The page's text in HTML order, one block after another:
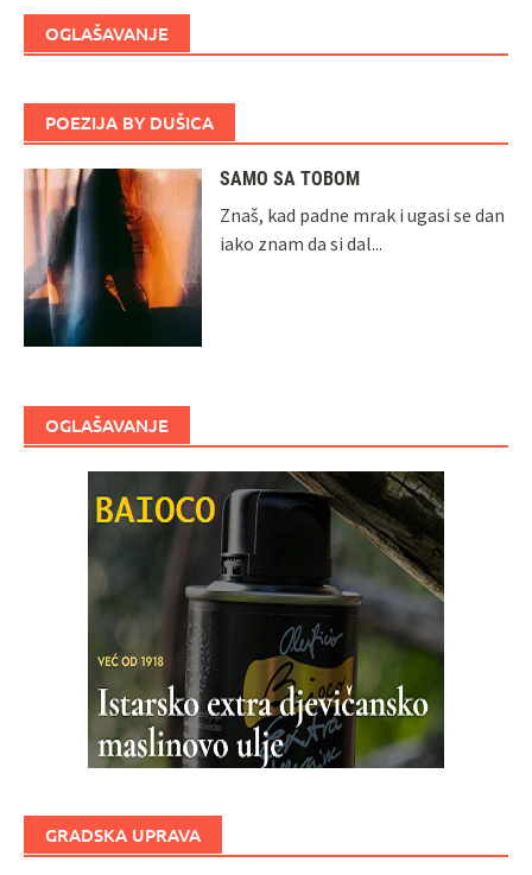
OGLAŠAVANJE
POEZIJA BY DUŠICA
SAMO SA TOBOM
Znaš, kad padne mrak i ugasi se dan
iako znam da si dal...
OGLAŠAVANJE
GRADSKA UPRAVA